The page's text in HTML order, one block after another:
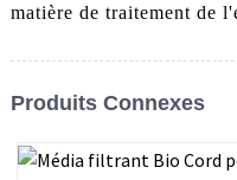
matière de traitement de
Produits Connexes